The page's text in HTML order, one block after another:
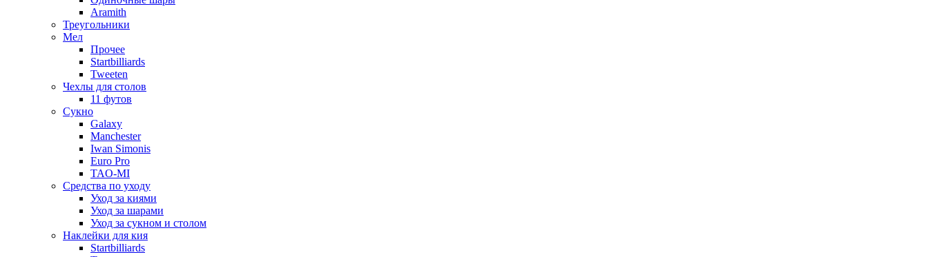
Aramith
Треугольники
Мел
Прочее
Startbilliards
Tweeten
Чехлы для столов
11 футов
Сукно
Galaxy
Manchester
Iwan Simonis
Euro Pro
TAO-MI
Средства по уходу
Уход за киями
Уход за шарами
Уход за сукном и столом
Наклейки для кия
Startbilliards